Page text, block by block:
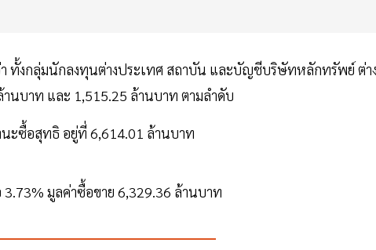
ทั้งกลุ่มนักลงทุนต่างประเทศ สถาบัน และบัญชีบริษัทหลักทรัพย์ ต่า
นบาท และ 1,515.25 ล้านบาท ตามลำดับ
ะซื้อสุทธิ อยู่ที่ 6,614.01 ล้านบาท
มูลค่าซื้อขาย 6,329.36 ล้านบาท